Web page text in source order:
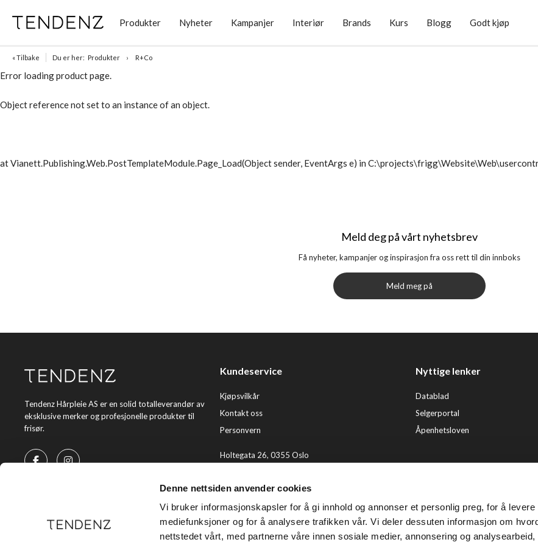
Denne nettsiden anvender cookies
Vi bruker informasjonskapsler for å gi innhold og annonser et personlig preg, for å levere
mediefunksjoner og for å analysere trafikken vår. Vi deler dessuten informasjon om
nettstedet vårt, med partnerne våre innen sosiale medier, annonsering og
Produkter Nyheter Kampanjer Interiør Brands Kurs Blogg Godt kjøp
« Tilbake Du er her: Produkter R+Co
Error loading product page.
Object reference not set to an instance of an object.
at Vianett.Publishing.Web.PostTemplateModule.Page_Load(Object sender, EventArgs e) in
Meld deg på vårt nyhetsbrev
Få nyheter, kampanjer og inspirasjon fra oss rett til din innboks
Meld meg på
Tendenz Hårpleie AS er en solid totalleverandør av
eksklusive merker og profesjonelle produkter til
frisør.
Kundeservice
Kjøpsvilkår
Kontakt oss
Personvern
Holtegata 26, 0355 Oslo
E-post:kundeservice@tendenz.net
Nyttige lenker
Datablad
Selgerportal
Åpenhetsloven
©